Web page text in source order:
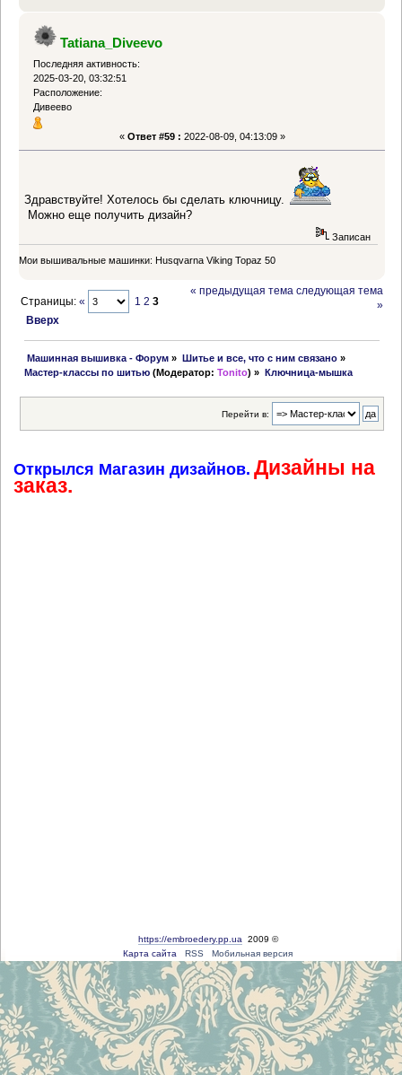
Tatiana_Diveevo
Последняя активность:
2025-03-20, 03:32:51
Расположение:
Дивеево
« Ответ #59 : 2022-08-09, 04:13:09 »
Здравствуйте! Хотелось бы сделать ключницу.
Можно еще получить дизайн?
Записан
Мои вышивальные машинки: Husqvarna Viking Topaz 50
Страницы:« 1 2 3
Вверх
« предыдущая тема следующая тема
»
Машинная вышивка - Форум » Шитье и все, что с ним связано»
Мастер-классы по шитью (Модератор:Tonito) » Ключница-мышка
Перейти в:
Открылся Магазин дизайнов. Дизайны на
заказ.
https://embroedery.pp.ua 2009 ©
Карта сайта
RSS Мобильная версия